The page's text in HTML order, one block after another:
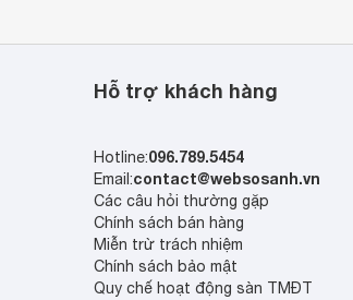
Hỗ trợ khách hàng
Hotline:096.789.5454
Email:contact@websosanh.vn
Các câu hỏi thường gặp
Chính sách bán hàng
Miễn trừ trách nhiệm
Chính sách bảo mật
Quy chế hoạt động sàn TMĐT